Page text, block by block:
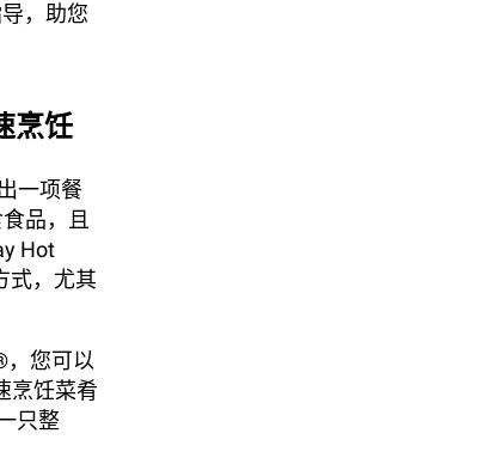
，助您
烹饪
一项餐
品，且
Hot
式，尤其
，您可以
烹饪菜肴
只整